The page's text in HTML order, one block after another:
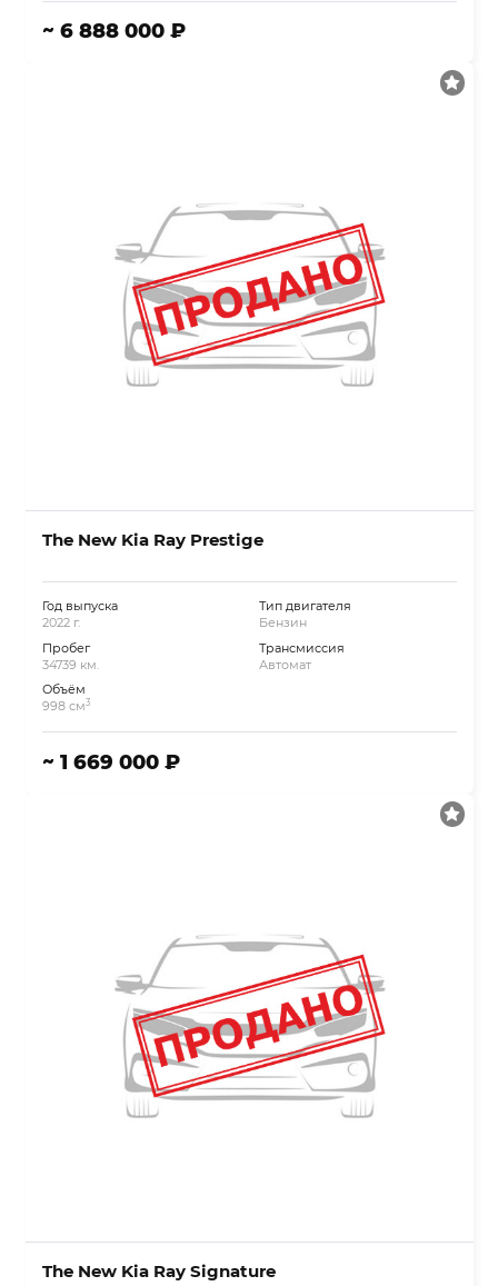
~ 6 888 000 ₽
The New Kia Ray Prestige
Год выпуска
2022 г.
Пробег
34739 км.
Объём
998 см3
Тип двигателя
Бензин
Трансмиссия
Автомат
~ 1 669 000 ₽
The New Kia Ray Signature